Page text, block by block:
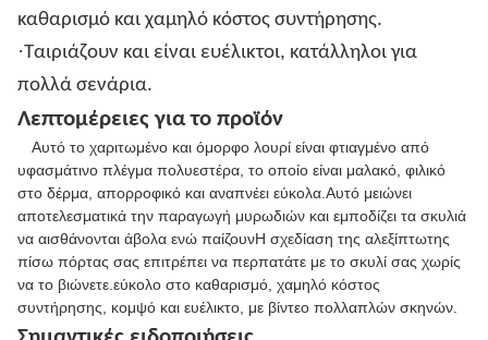
καθαρισμό και χαμηλό κόστος συντήρησης.
·Ταιριάζουν και είναι ευέλικτοι, κατάλληλοι για
πολλά σενάρια.
Λεπτομέρειες για το προϊόν
Αυτό το χαριτωμένο και όμορφο λουρί είναι φτιαγμένο από
υφασμάτινο πλέγμα πολυεστέρα, το οποίο είναι μαλακό, φιλικό
στο δέρμα, απορροφικό και αναπνέει εύκολα.Αυτό μειώνει
αποτελεσματικά την παραγωγή μυρωδιών και εμποδίζει τα σκυλιά
να αισθάνονται άβολα ενώ παίζουνΗ σχεδίαση της αλεξίπτωτης
πίσω πόρτας σας επιτρέπει να περπατάτε με το σκυλί σας χωρίς
να το βιώνετε.εύκολο στο καθαρισμό, χαμηλό κόστος
συντήρησης, κομψό και ευέλικτο, με βίντεο πολλαπλών σκηνών.